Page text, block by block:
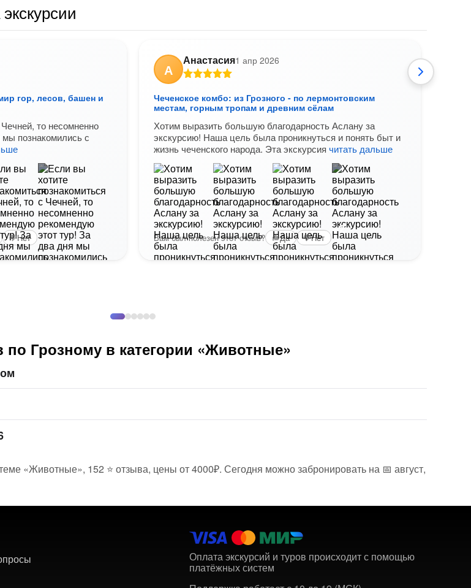
гор, лесов, башен и
то несомненно
познакомились с
+6
Нет
А
Анастасия1 апр 2026
Чеченское комбо: из Грозного - по лермонтовским
местам, горным тропам и древним сёлам
Хотим выразить большую благодарность Аслану за
экскурсию! Наша цель была проникнуться и понять быт и
жизнь чеченского народа. Эта экскурсия читать дальше
+2
Вам был полезен этот отзыв? Да Нет
Грозному в категории «Животные»
«Животные», 152 ⭐ отзыва, цены от 4000₽. Сегодня можно забронировать на 📅 август,
Оплата экскурсий и туров происходит с помощью
платёжных систем